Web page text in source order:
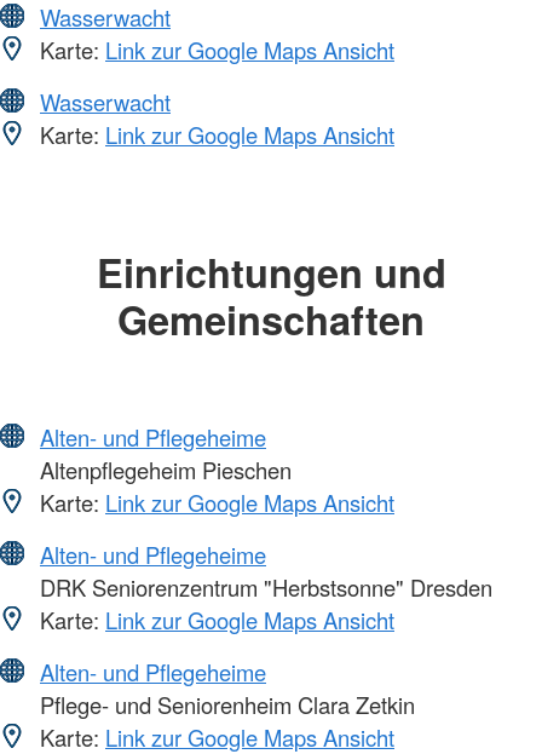
Wasserwacht
Karte: Link zur Google Maps Ansicht
Wasserwacht
Karte: Link zur Google Maps Ansicht
Einrichtungen und
Gemeinschaften
Alten- und Pflegeheime
Altenpflegeheim Pieschen
Karte: Link zur Google Maps Ansicht
Alten- und Pflegeheime
DRK Seniorenzentrum "Herbstsonne" Dresden
Karte: Link zur Google Maps Ansicht
Alten- und Pflegeheime
Pflege- und Seniorenheim Clara Zetkin
Karte: Link zur Google Maps Ansicht